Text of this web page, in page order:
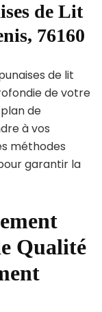
de Lit
76160
de lit
de votre
de
à vos
méthodes
garantir la
Qualité